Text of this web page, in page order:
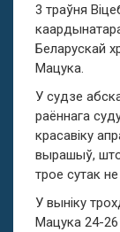
3 траўня
Беларускай
Мацука.
У судзе
раённага
красавіку
вырашыў,
трое сутак
У выніку
Мацука 24-26